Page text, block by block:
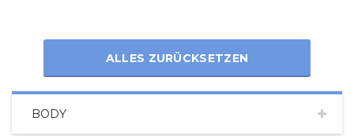
ALLES ZURÜCKSETZEN
BODY